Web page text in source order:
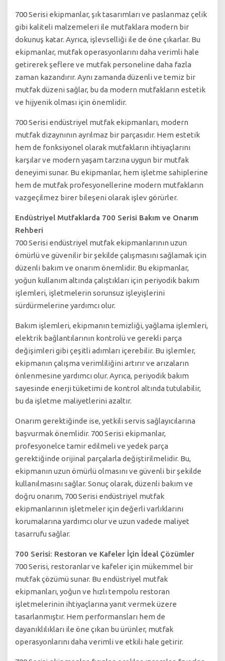
700 Serisi ekipmanlar, şık tasarımları ve paslanmaz çelik
gibi kaliteli malzemeleri ile mutfaklara modern bir
dokunuş katar. Ayrıca, işlevselliği ile de öne çıkarlar. Bu
ekipmanlar, mutfak operasyonlarını daha verimli hale
getirerek şeflere ve mutfak personeline daha fazla
zaman kazandırır. Aynı zamanda düzenli ve temiz bir
mutfak düzeni sağlar, bu da modern mutfakların estetik
ve hijyenik olması için önemlidir.
700 Serisi endüstriyel mutfak ekipmanları, modern
mutfak dizaynının ayrılmaz bir parçasıdır. Hem estetik
hem de fonksiyonel olarak mutfakların ihtiyaçlarını
karşılar ve modern yaşam tarzına uygun bir mutfak
deneyimi sunar. Bu ekipmanlar, hem işletme sahiplerine
hem de mutfak profesyonellerine modern mutfakların
vazgeçilmez birer bileşeni olarak işlev görürler.
Endüstriyel Mutfaklarda 700 Serisi Bakım ve Onarım
Rehberi
700 Serisi endüstriyel mutfak ekipmanlarının uzun
ömürlü ve güvenilir bir şekilde çalışmasını sağlamak için
düzenli bakım ve onarım önemlidir. Bu ekipmanlar,
yoğun kullanım altında çalıştıkları için periyodik bakım
işlemleri, işletmelerin sorunsuz işleyişlerini
sürdürmelerine yardımcı olur.
Bakım işlemleri, ekipmanın temizliği, yağlama işlemleri,
elektrik bağlantılarının kontrolü ve gerekli parça
değişimleri gibi çeşitli adımları içerebilir. Bu işlemler,
ekipmanın çalışma verimliliğini artırır ve arızaların
önlenmesine yardımcı olur. Ayrıca, periyodik bakım
sayesinde enerji tüketimi de kontrol altında tutulabilir,
bu da işletme maliyetlerini azaltır.
Onarım gerektiğinde ise, yetkili servis sağlayıcılarına
başvurmak önemlidir. 700 Serisi ekipmanlar,
profesyonelce tamir edilmeli ve yedek parça
gerektiğinde orijinal parçalarla değiştirilmelidir. Bu,
ekipmanın uzun ömürlü olmasını ve güvenli bir şekilde
kullanılmasını sağlar. Sonuç olarak, düzenli bakım ve
doğru onarım, 700 Serisi endüstriyel mutfak
ekipmanlarının işletmeler için değerli varlıklarını
korumalarına yardımcı olur ve uzun vadede maliyet
tasarrufu sağlar.
700 Serisi: Restoran ve Kafeler İçin İdeal Çözümler
700 Serisi, restoranlar ve kafeler için mükemmel bir
mutfak çözümü sunar. Bu endüstriyel mutfak
ekipmanları, yoğun ve hızlı tempolu restoran
işletmelerinin ihtiyaçlarına yanıt vermek üzere
tasarlanmıştır. Hem performansları hem de
dayanıklılıkları ile öne çıkan bu ürünler, mutfak
operasyonlarını daha verimli ve etkili hale getirir.